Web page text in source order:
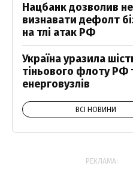
Нацбанк дозволив не
визнавати дефолт
на тлі атак РФ
Україна уразила
тіньового флоту РФ
енерговузлів
ВСІ НОВИНИ
РЕКЛАМА: